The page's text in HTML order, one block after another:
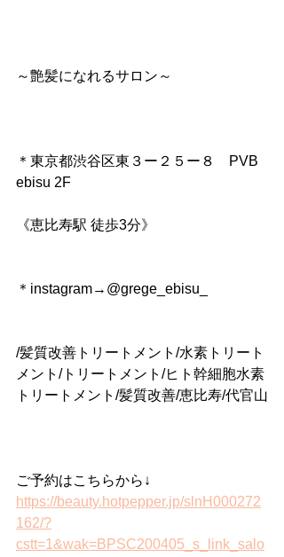
～艶髪になれるサロン～
＊東京都渋谷区東３ー２５ー８　PVB
ebisu 2F
《恵比寿駅 徒歩3分》
＊instagram→@grege_ebisu_
/髪質改善トリートメント/水素トリート
メント/トリートメント/ヒト幹細胞水素
トリートメント/髪質改善/恵比寿/代官山
ご予約はこちらから↓
https://beauty.hotpepper.jp/slnH000272
162/?
cstt=1&wak=BPSC200405_s_link_salo